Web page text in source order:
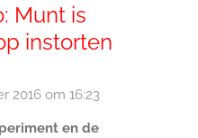
Munt is
instorten
2016 om 16:23
en de